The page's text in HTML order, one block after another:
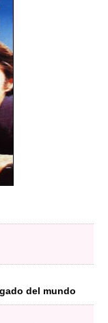
del mundo